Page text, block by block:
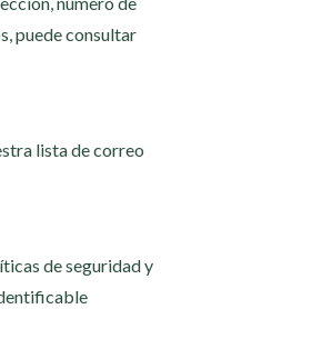
puede consultar
lista de correo
de seguridad y